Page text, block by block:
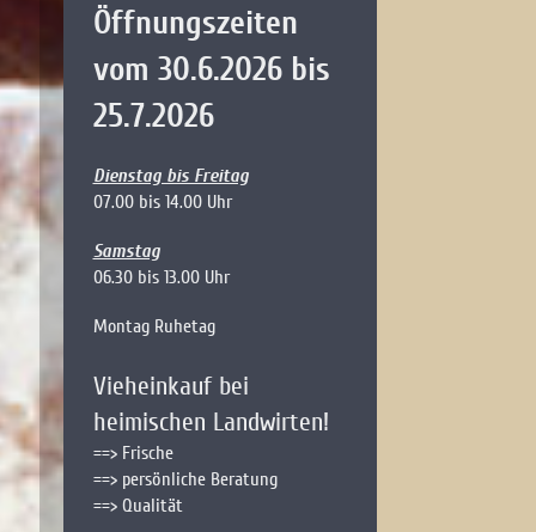
Öffnungszeiten
vom 30.6.2026 bis
25.7.2026
Dienstag bis Freitag
07.00 bis 14.00 Uhr
Samstag
06.30 bis 13.00 Uhr
Montag Ruhetag
Vieheinkauf bei
heimischen Landwirten!
==> Frische
==> persönliche Beratung
==> Qualität